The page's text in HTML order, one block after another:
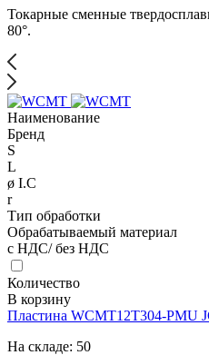
Токарные сменные
80°.
Наименование
Бренд
S
L
ø I.C
r
Тип обработки
Обрабатываемый материал
с НДС/ без НДС
Количество
В корзину
Пластина WCMT12T304-PMU
На складе: 50